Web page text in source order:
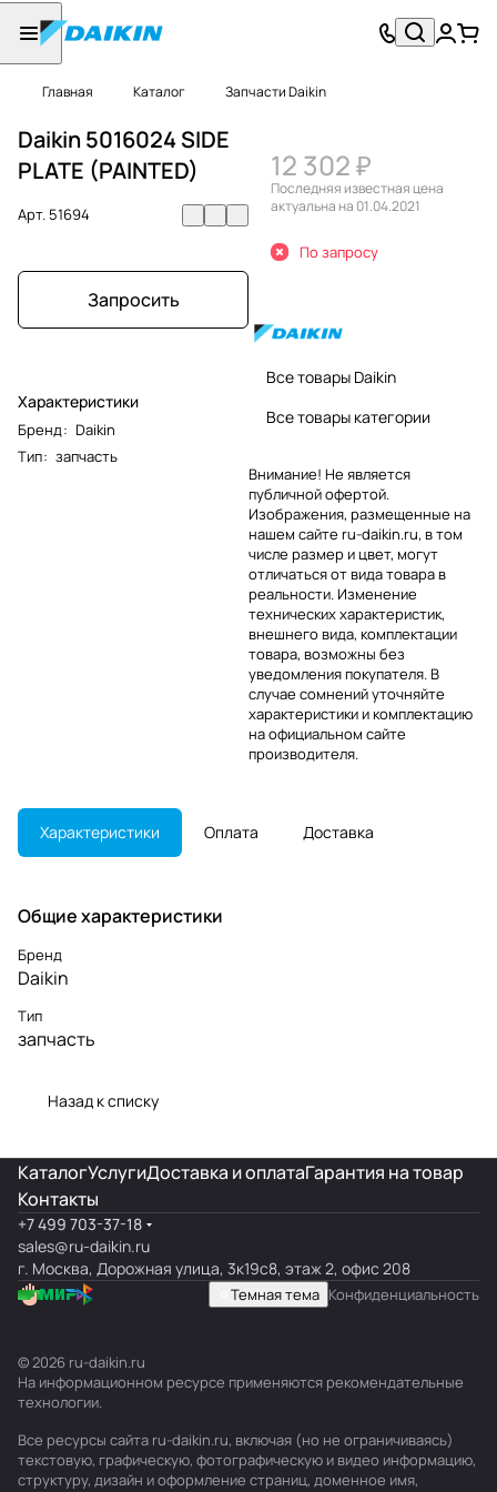
Главная Каталог Запчасти Daikin
Daikin 5016024 SIDE
PLATE (PAINTED)
Арт. 51694
Запросить
Характеристики
Бренд: Daikin
Тип: запчасть
12 302 ₽
Последняя известная цена
актуальна на 01.04.2021
По запросу
Все товары Daikin
Все товары категории
Внимание! Не является
публичной офертой.
Изображения, размещенные на
нашем сайте ru-daikin.ru, в том
числе размер и цвет, могут
отличаться от вида товара в
реальности. Изменение
технических характеристик,
внешнего вида, комплектации
товара, возможны без
уведомления покупателя. В
случае сомнений уточняйте
характеристики и комплектацию
на официальном сайте
производителя.
Характеристики Оплата Доставка
Общие характеристики
Бренд
Daikin
Тип
запчасть
Назад к списку
КаталогУслугиДоставка и оплатаГарантия на товар
Контакты
+7 499 703-37-18
sales@ru-daikin.ru
г. Москва, Дорожная улица, 3к19с8, этаж 2, офис 208
Темная тема Конфиденциальность
© 2026 ru-daikin.ru
На информационном ресурсе применяются рекомендательные
технологии.
Все ресурсы сайта ru-daikin.ru, включая (но не ограничиваясь)
текстовую, графическую, фотографическую и видео информацию,
структуру, дизайн и оформление страниц, доменное имя,